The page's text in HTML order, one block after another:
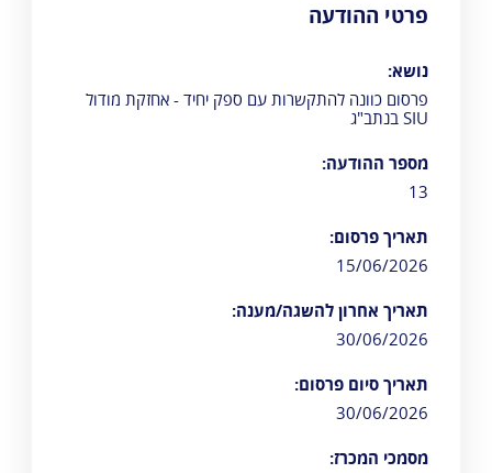
פרטי ההודעה
נושא:
פרסום כוונה להתקשרות עם ספק יחיד - אחזקת מודול
SIU בנתב"ג
מספר ההודעה:
13
תאריך פרסום:
15/06/2026
תאריך אחרון להשגה/מענה:
30/06/2026
תאריך סיום פרסום:
30/06/2026
מסמכי המכרז: